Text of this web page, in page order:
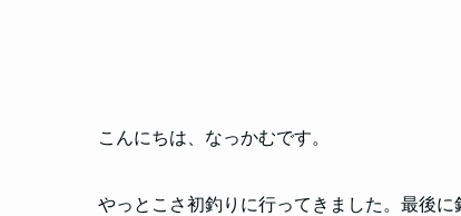
こんにちは、なっかむです。
やっとこさ初釣りに行ってきました。最後